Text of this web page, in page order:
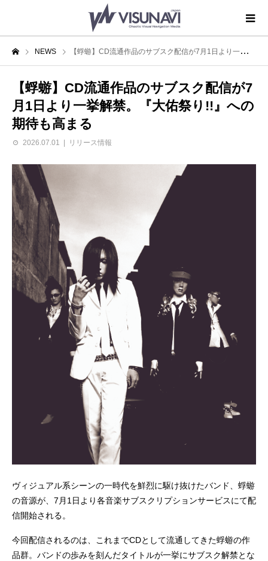
NEWS 【蜉蝣】CD流通作品のサブスク配信が7月1日より一挙解禁。『大佑祭り!!』への期待も高まる
【蜉蝣】CD流通作品のサブスク配信が7
月1日より一挙解禁。『大佑祭り!!』への
期待も高まる
2026.07.01 リリース情報
ヴィジュアル系シーンの一時代を鮮烈に駆け抜けたバンド、蜉蝣
の音源が、7月1日より各音楽サブスクリプションサービスにて配
信開始される。
今回配信されるのは、これまでCDとして流通してきた蜉蝣の作
品群。バンドの歩みを刻んだタイトルが一挙にサブスク解禁とな